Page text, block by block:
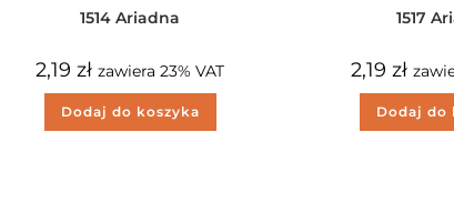
1514 Ariadna
2,19zł zawiera 23% VAT
Dodaj do koszyka
1517
2,19zł
Dodaj do